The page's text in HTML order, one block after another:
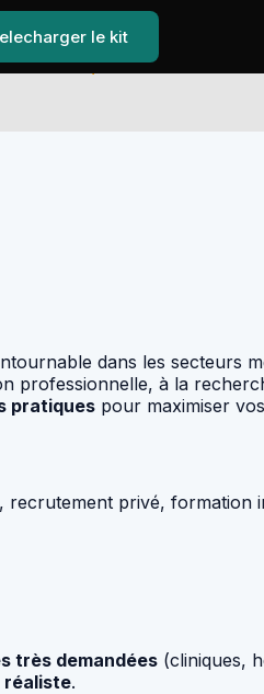
dans les secteurs
professionnelle, à la
pratiques pour maximiser
privé, formation
très demandées (cliniques,
réaliste.
le kit